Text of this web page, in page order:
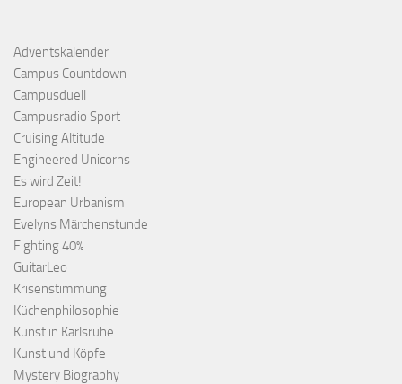
Adventskalender
Campus Countdown
Campusduell
Campusradio Sport
Cruising Altitude
Engineered Unicorns
Es wird Zeit!
European Urbanism
Evelyns Märchenstunde
Fighting 40%
GuitarLeo
Krisenstimmung
Küchenphilosophie
Kunst in Karlsruhe
Kunst und Köpfe
Mystery Biography